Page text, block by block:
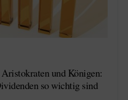
und Königen:
so wichtig sind